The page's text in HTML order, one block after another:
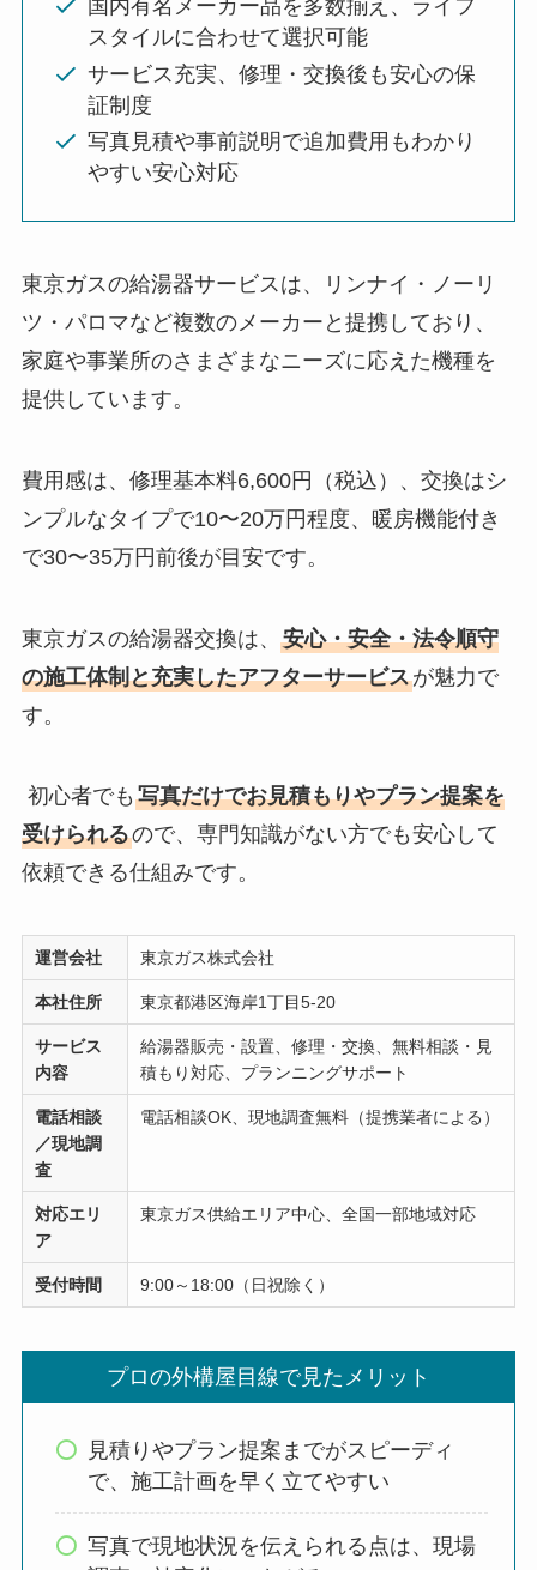
国内有名メーカー品を多数揃え、ライフ
スタイルに合わせて選択可能
サービス充実、修理・交換後も安心の保
証制度
写真見積や事前説明で追加費用もわかり
やすい安心対応
東京ガスの給湯器サービスは、リンナイ・ノーリ
ツ・パロマなど複数のメーカーと提携しており、
家庭や事業所のさまざまなニーズに応えた機種を
提供しています。
費用感は、修理基本料6,600円（税込）、交換はシ
ンプルなタイプで10〜20万円程度、暖房機能付き
で30〜35万円前後が目安です。
東京ガスの給湯器交換は、 安心・安全・法令順守
の施工体制と充実したアフターサービスが魅力で
す。
初心者でも 写真だけでお見積もりやプラン提案を
受けられるので、専門知識がない方でも安心して
依頼できる仕組みです。
運営会社 東京ガス株式会社
本社住所 東京都港区海岸1丁目5-20
サービス
内容
給湯器販売・設置、修理・交換、無料相談・見
積もり対応、プランニングサポート
電話相談
／現地調
査
電話相談OK、現地調査無料（提携業者による）
対応エリ
ア
東京ガス供給エリア中心、全国一部地域対応
受付時間 9:00～18:00（日祝除く）
プロの外構屋目線で見たメリット
見積りやプラン提案までがスピーディ
で、施工計画を早く立てやすい
写真で現地状況を伝えられる点は、現場